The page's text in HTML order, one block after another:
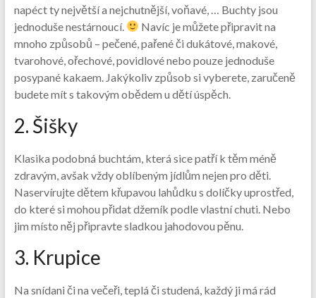
napéct ty největší a nejchutnější, voňavé, … Buchty jsou
jednoduše nestárnoucí.
Navíc je můžete připravit na
mnoho způsobů – pečené, pařené či dukátové, makové,
tvarohové, ořechové, povidlové nebo pouze jednoduše
posypané kakaem. Jakýkoliv způsob si vyberete, zaručeně
budete mít s takovým obědem u dětí úspěch.
2. Šišky
Klasika podobná buchtám, která sice patří k těm méně
zdravým, avšak vždy oblíbeným jídlům nejen pro děti.
Naservírujte dětem křupavou lahůdku s dolíčky uprostřed,
do které si mohou přidat džemík podle vlastní chuti. Nebo
jim místo něj připravte sladkou jahodovou pěnu.
3. Krupice
Na snídani či na večeři, teplá či studená, každý ji má rád